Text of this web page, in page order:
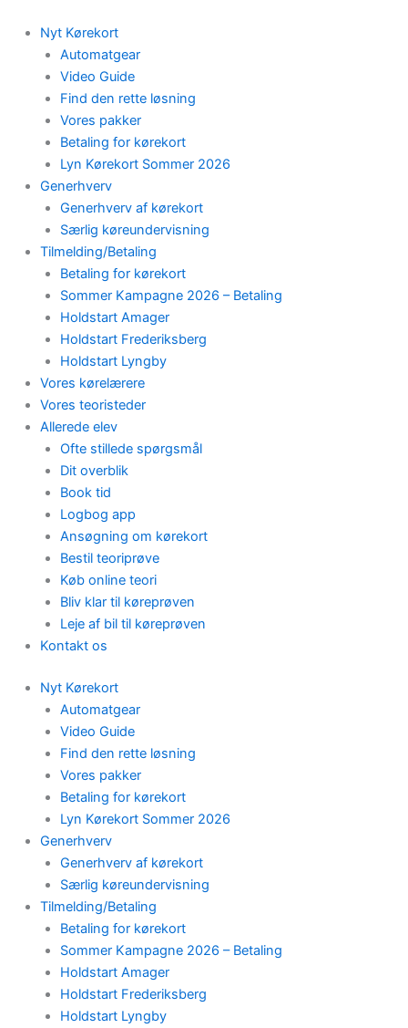
content
Nyt Kørekort
Automatgear
Video Guide
Find den rette løsning
Vores pakker
Betaling for kørekort
Lyn Kørekort Sommer 2026
Generhverv
Generhverv af kørekort
Særlig køreundervisning
Tilmelding/Betaling
Betaling for kørekort
Sommer Kampagne 2026 – Betaling
Holdstart Amager
Holdstart Frederiksberg
Holdstart Lyngby
Vores kørelærere
Vores teoristeder
Allerede elev
Ofte stillede spørgsmål
Dit overblik
Book tid
Logbog app
Ansøgning om kørekort
Bestil teoriprøve
Køb online teori
Bliv klar til køreprøven
Leje af bil til køreprøven
Kontakt os
Nyt Kørekort
Automatgear
Video Guide
Find den rette løsning
Vores pakker
Betaling for kørekort
Lyn Kørekort Sommer 2026
Generhverv
Generhverv af kørekort
Særlig køreundervisning
Tilmelding/Betaling
Betaling for kørekort
Sommer Kampagne 2026 – Betaling
Holdstart Amager
Holdstart Frederiksberg
Holdstart Lyngby